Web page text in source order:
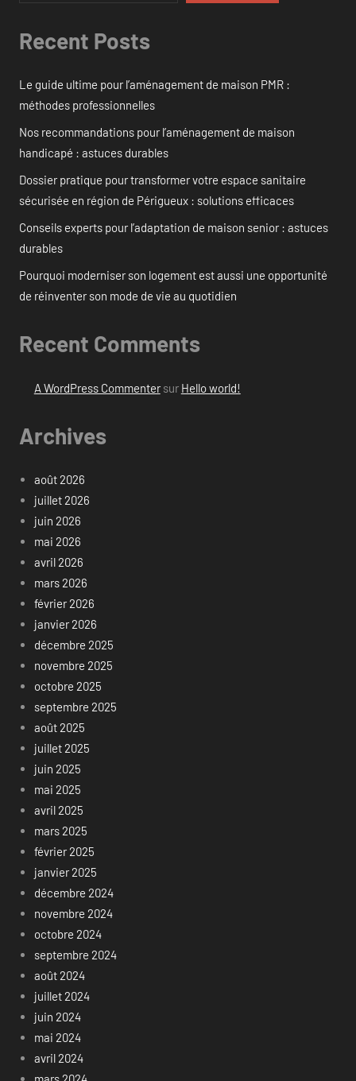
Recent Posts
Le guide ultime pour l’aménagement de maison PMR :
méthodes professionnelles
Nos recommandations pour l’aménagement de maison
handicapé : astuces durables
Dossier pratique pour transformer votre espace sanitaire
sécurisée en région de Périgueux : solutions efficaces
Conseils experts pour l’adaptation de maison senior : astuces
durables
Pourquoi moderniser son logement est aussi une opportunité
de réinventer son mode de vie au quotidien
Recent Comments
A WordPress Commentersur Hello world!
Archives
août 2026
juillet 2026
juin 2026
mai 2026
avril 2026
mars 2026
février 2026
janvier 2026
décembre 2025
novembre 2025
octobre 2025
septembre 2025
août 2025
juillet 2025
juin 2025
mai 2025
avril 2025
mars 2025
février 2025
janvier 2025
décembre 2024
novembre 2024
octobre 2024
septembre 2024
août 2024
juillet 2024
juin 2024
mai 2024
avril 2024